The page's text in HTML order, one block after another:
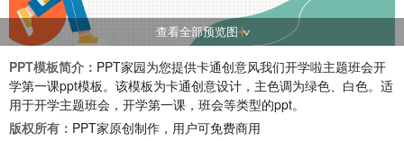
查看全部预览图
PPT模板简介： PPT家园为您提供卡通创意风我们开学啦主题班会开
学第一课ppt模板。该模板为卡通创意设计，主色调为绿色、白色。适
用于开学主题班会，开学第一课，班会等类型的ppt。
版权所有： PPT家原创制作，用户可免费商用